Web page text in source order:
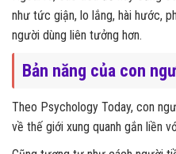
như tức giận, lo lắng, hài hước,
người dùng liên tưởng hơn.
Bản năng của con
Theo Psychology Today, con
về thế giới xung quanh gắn liền